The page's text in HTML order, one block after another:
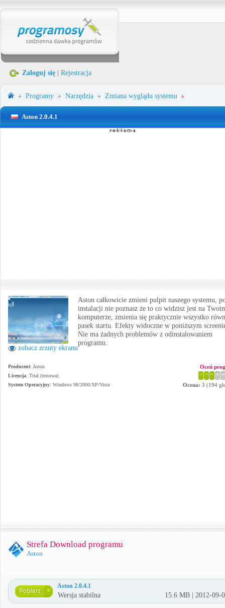
Zaloguj się Rejestracja
Programy Narzędzia Zmiana wyglądu systemu
Aston 2.0.4.1
zobacz zrzuty ekranu
Aston całkowicie zmieni pulpit naszego systemu,
instalacji nie poznasz że to co widzisz jest na
komputerze, zmienia się praktycznie wszystko
pasek startu. Efekty widoczne w poniższym
Nie ma żadnych problemów z odinstalowaniem
programu.
Producent: Aston
Licencja: Trial (testowa)
System Operacyjny: Windows 98/2000/XP/Vista
Oceń
Ocena: 3 (194
Strefa Download programu
Aston
Aston 2.0.4.1
Wersja stabilna 15.6 MB | 2012-09-